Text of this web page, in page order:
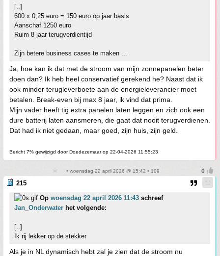
[..]
600 x 0,25 euro = 150 euro op jaar basis
Aanschaf 1250 euro
Ruim 8 jaar terugverdientijd
Zijn betere business cases te maken ...
Ja, hoe kan ik dat met de stroom van mijn zonnepanelen beter
doen dan? Ik heb heel conservatief gerekend he? Naast dat ik
ook minder terugleverboete aan de energieleverancier moet
betalen. Break-even bij max 8 jaar, ik vind dat prima.
Mijn vader heeft tig extra panelen laten leggen en zich ook een
dure batterij laten aansmeren, die gaat dat nooit terugverdienen.
Dat had ik niet gedaan, maar goed, zijn huis, zijn geld.
Bericht 7% gewijzigd door Doedezemaar op 22-04-2026 11:55:23
• woensdag 22 april 2026 @ 15:42 • 109
215
Op woensdag 22 april 2026 11:43 schreef
Jan_Onderwater het volgende:
[..]
Ik rij lekker op de stekker
Als je in NL dynamisch hebt zal je zien dat de stroom nu